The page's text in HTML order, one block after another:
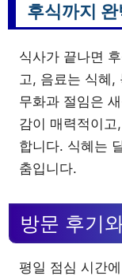
후식까지 완
식사가 끝나면
고, 음료는 식혜,
무화과 절임은
감이 매력적이
합니다. 식혜는
춤입니다.
방문 후기
평일 점심 시간